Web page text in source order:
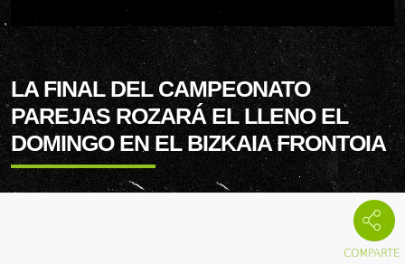
LA FINAL DEL CAMPEONATO
PAREJAS ROZARÁ EL LLENO EL
DOMINGO EN EL BIZKAIA FRONTOIA